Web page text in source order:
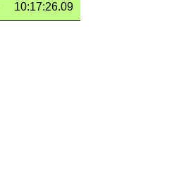
10:17:26.09